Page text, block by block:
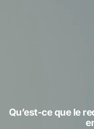
Qu’est-ce que le